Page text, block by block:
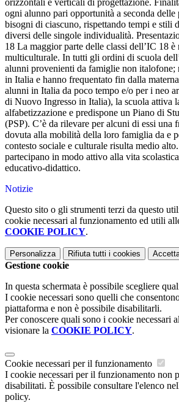
orizzontali e verticali di progettazione.
ogni alunno pari opportunità a seconda delle
bisogni di ciascuno, rispettando tempi e stili
diversi delle singole individualità.
18 La maggior parte delle classi dell’IC 18 è
multiculturale. In tutti gli ordini di scuola
alunni provenienti da famiglie non italofone;
in Italia e hanno frequentato fin dalla
alunni in Italia da poco tempo e/o per i neo
di Nuovo Ingresso in Italia), la scuola attiva
alfabetizzazione e predispone un Piano di
(PSP). C’è da rilevare per alcuni di essi una
dovuta alla mobilità della loro famiglia da e
contesto sociale e culturale risulta medio
partecipano in modo attivo alla vita
educativo-didattico.
Notizie
Questo sito o gli strumenti terzi da questo
cookie necessari al funzionamento ed utili
COOKIE POLICY.
Personalizza Rifiuta tutti i cookies
Gestione cookie
In questa schermata è possibile scegliere
I cookie necessari sono quelli che
piattaforma e non è possibile disabilitarli.
Per conoscere quali sono i cookie necessari
visionare la COOKIE POLICY.
Cookie necessari per il funzionamento
I cookie necessari per il funzionamento non
disabilitati. È possibile consultare l'elenco
policy.